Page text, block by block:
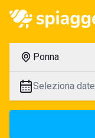
Ponna
Seleziona date